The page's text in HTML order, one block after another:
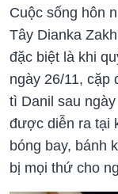
Cuộc sống hôn
Tây Dianka
đặc biệt là khi
ngày 26/11, cặp
tì Danil sau
được diễn ra tại
bóng bay, bánh
bị mọi thứ cho